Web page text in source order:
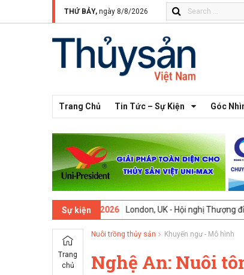
THỨ BẢY, ngày 8/8/2026
Trang Chủ Tin Tức – Sự Kiện Góc
Sự kiện
London, UK - Hội nghị Thượng đỉnh Đổi mới
Trang
chủ
Nuôi trồng thủy sản Khuyến ngư - Mô hình
Nghệ An: Nuôi